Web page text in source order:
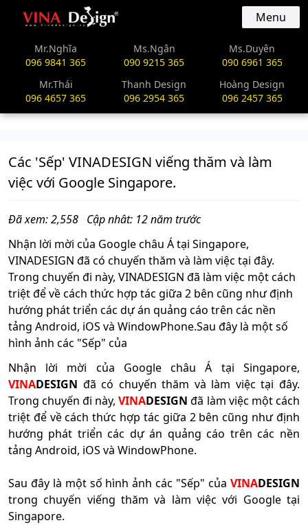
vinadesign.vn Menu
Mr.Nghĩa
096 9841 365
Ms.Ngân
090 9215 365
Ms.Duyên
090 6961 365
Mr.Thái
096 4657 365
Thanh Design
096 2954 365
Hoàng Design
096 2457 365
Các 'Sếp' VINADESIGN viếng thăm và làm
việc với Google Singapore.
Đã xem: 2,558 Cập nhât: 12 năm trước
Nhận lời mời của Google châu Á tại Singapore,
VINADESIGN đã có chuyến thăm và làm việc tại đây.
Trong chuyến đi này, VINADESIGN đã làm việc một cách
triệt để về cách thức hợp tác giữa 2 bên cũng như định
hướng phát triển các dự án quảng cáo trên các nền
tảng Android, iOS và WindowPhone.Sau đây là một số
hình ảnh các "Sếp" của
Nhận lời mời của Google châu Á tại Singapore,
VINADESIGN đã có chuyến thăm và làm việc tại đây.
Trong chuyến đi này,VINADESIGN đã làm việc một cách
triệt để về cách thức hợp tác giữa 2 bên cũng như định
hướng phát triển các dự án quảng cáo trên các nền
tảng Android, iOS và WindowPhone.
Sau đây là một số hình ảnh các "Sếp" của VINADESIGN
trong chuyến viếng thăm và làm việc với Google tại
Singapore.